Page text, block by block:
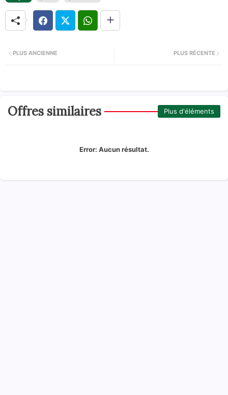
PLUS RÉCENTE
PLUS ANCIENNE
Offres similaires Plus d'éléments
Error: Aucun résultat.